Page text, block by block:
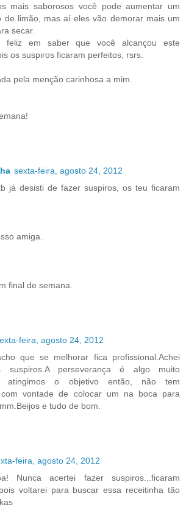
mais saborosos você pode aumentar um
de limão, mas aí eles vão demorar mais um
secar.
feliz em saber que você alcançou este
os suspiros ficaram perfeitos, rsrs.
pela menção carinhosa a mim.
sexta-feira, agosto 24, 2012
já desisti de fazer suspiros, os teu ficaram
amiga.
final de semana.
feira, agosto 24, 2012
que se melhorar fica profissional.Achei
suspiros.A perseverança é algo muito
atingimos o objetivo então, não tem
com vontade de colocar um na boca para
e tudo de bom.
feira, agosto 24, 2012
Nunca acertei fazer suspiros...ficaram
voltarei para buscar essa receitinha tão